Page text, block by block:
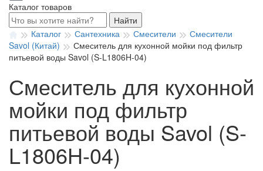
Каталог товаров
Найти
Каталог
Сантехника Смесители
Смесители
Savol (Китай)
Смеситель для кухонной мойки под фильтр
питьевой воды Savol (S-L1806H-04)
Смеситель для кухонной
мойки под фильтр
питьевой воды Savol (S-
L1806H-04)